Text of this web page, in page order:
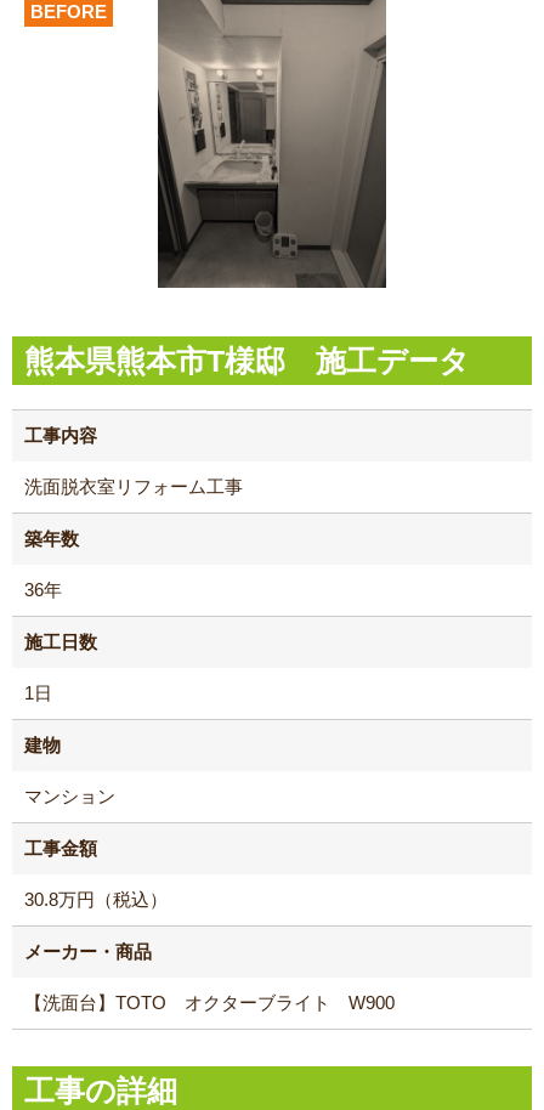
BEFORE
熊本県熊本市T様邸 施工データ
工事内容
洗面脱衣室リフォーム工事
築年数
36年
施工日数
1日
建物
マンション
工事金額
30.8万円（税込）
メーカー・商品
【洗面台】TOTO オクターブライト W900
工事の詳細